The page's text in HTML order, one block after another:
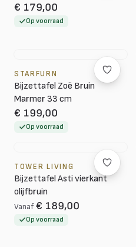
€ 179,00
Op voorraad
STARFURN
Bijzettafel Zoë Bruin
Marmer 33 cm
€ 199,00
Op voorraad
TOWER LIVING
Bijzettafel Asti vierkant
olijfbruin
Vanaf € 189,00
Op voorraad